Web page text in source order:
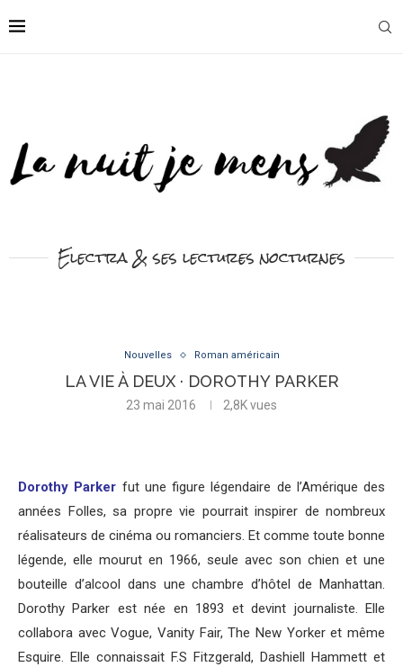
Electra & ses lectures nocturnes
Nouvelles Roman américain
LA VIE À DEUX · DOROTHY PARKER
23 mai 2016 2,8Kvues
Dorothy Parker fut une figure légendaire de l’Amérique des
années Folles, sa propre vie pourrait inspirer de nombreux
réalisateurs de cinéma ou romanciers. Et comme toute bonne
légende, elle mourut en 1966, seule avec son chien et une
bouteille d’alcool dans une chambre d’hôtel de Manhattan.
Dorothy Parker est née en 1893 et devint journaliste. Elle
collabora avec Vogue, Vanity Fair, The New Yorker et même
Esquire. Elle connaissait F.S Fitzgerald, Dashiell Hammett et